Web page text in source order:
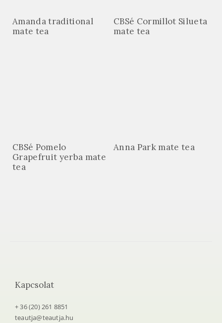
Amanda traditional
mate tea
CBSé Cormillot Silueta
mate tea
CBSé Pomelo
Grapefruit yerba mate
tea
Anna Park mate tea
Kapcsolat
+ 36 (20) 261 8851
teautja@teautja.hu